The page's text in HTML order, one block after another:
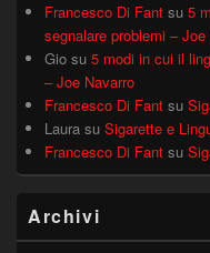
Francesco Di Fant su 5
segnalare problemi – Joe
Gio su 5 modi in cui il
– Joe Navarro
Francesco Di Fant su
Laura su Sigarette e
Francesco Di Fant su
Archivi